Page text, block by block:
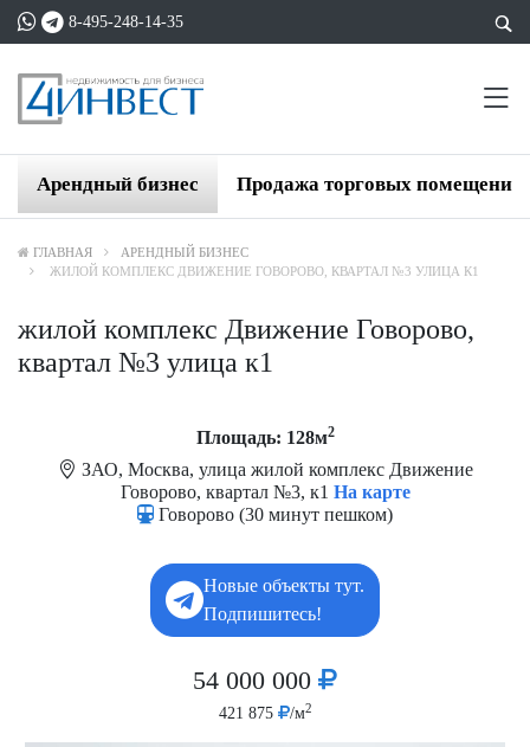
8-495-248-14-35
Арендный бизнес Продажа торговых помещений
ГЛАВНАЯ
АРЕНДНЫЙ БИЗНЕС
ЖИЛОЙ КОМПЛЕКС ДВИЖЕНИЕ ГОВОРОВО, КВАРТАЛ №3 УЛИЦА К1
жилой комплекс Движение Говорово,
квартал №3 улица к1
Площадь: 128м2
ЗАО, Москва, улица жилой комплекс Движение
Говорово, квартал №3, к1 На карте
Говорово (30 минут пешком)
Новые объекты тут.
Подпишитесь!
54 000 000
421 875 /м2